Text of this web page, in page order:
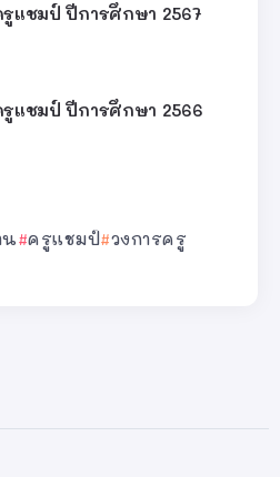
แชมป์ ปีการศึกษา 2567
แชมป์ ปีการศึกษา 2566
น ครูแชมป์ วงการครู